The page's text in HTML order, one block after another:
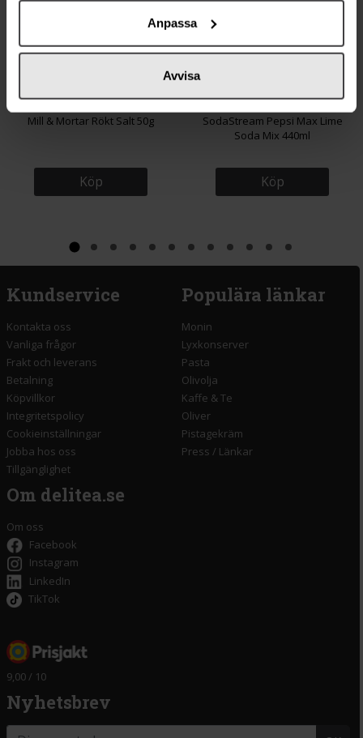
Anpassa
Avvisa
65 kr
Mill & Mortar Rökt Salt 50g
Köp
59 kr
SodaStream Pepsi Max Lime
Soda Mix 440ml
Köp
Kundservice
Kontakta oss
Vanliga frågor
Frakt och leverans
Betalning
Köpvillkor
Integritetspolicy
Cookieinställningar
Jobba hos oss
Tillgänglighet
Populära länkar
Monin
Lyxkonserver
Pasta
Olivolja
Kaffe & Te
Oliver
Pistagekräm
Press / Länkar
Om delitea.se
Om oss
Facebook
Instagram
LinkedIn
TikTok
9,00 / 10
Nyhetsbrev